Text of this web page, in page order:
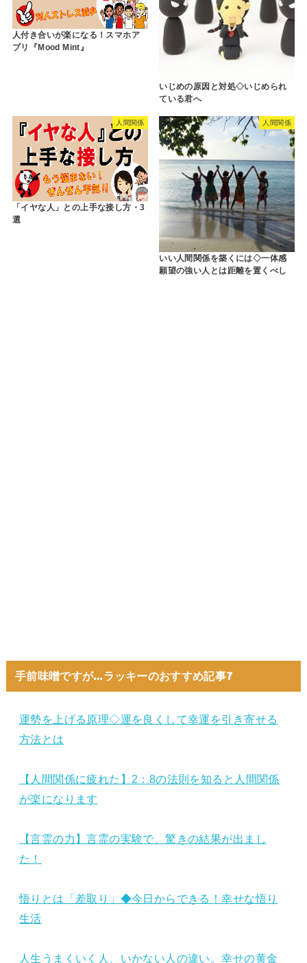
人付き合いが楽になる！スマホア
プリ『Mood Mint』
いじめの原因と対処◇いじめられ
ている君へ
人間関係
「イヤな人」との上手な接し方・3
選
人間関係
いい人間関係を築くには◇一体感
願望の強い人とは距離を置くべし
手前味噌ですが…ラッキーのおすすめ記事7
運勢を上げる原理◇運を良くして幸運を引き寄せる
方法とは
【人間関係に疲れた】2：8の法則を知ると人間関係
が楽になります
【言霊の力】言霊の実験で、驚きの結果が出まし
た！
悟りとは「差取り」◆今日からできる！幸せな悟り
生活
人生うまくいく人、いかない人の違い。幸せの黄金